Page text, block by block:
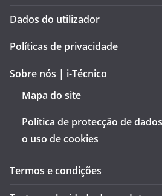
Dados do utilizador
Políticas de privacidade
Sobre nós | i-Técnico
Mapa do site
Política de protecção de
o uso de cookies
Termos e condições